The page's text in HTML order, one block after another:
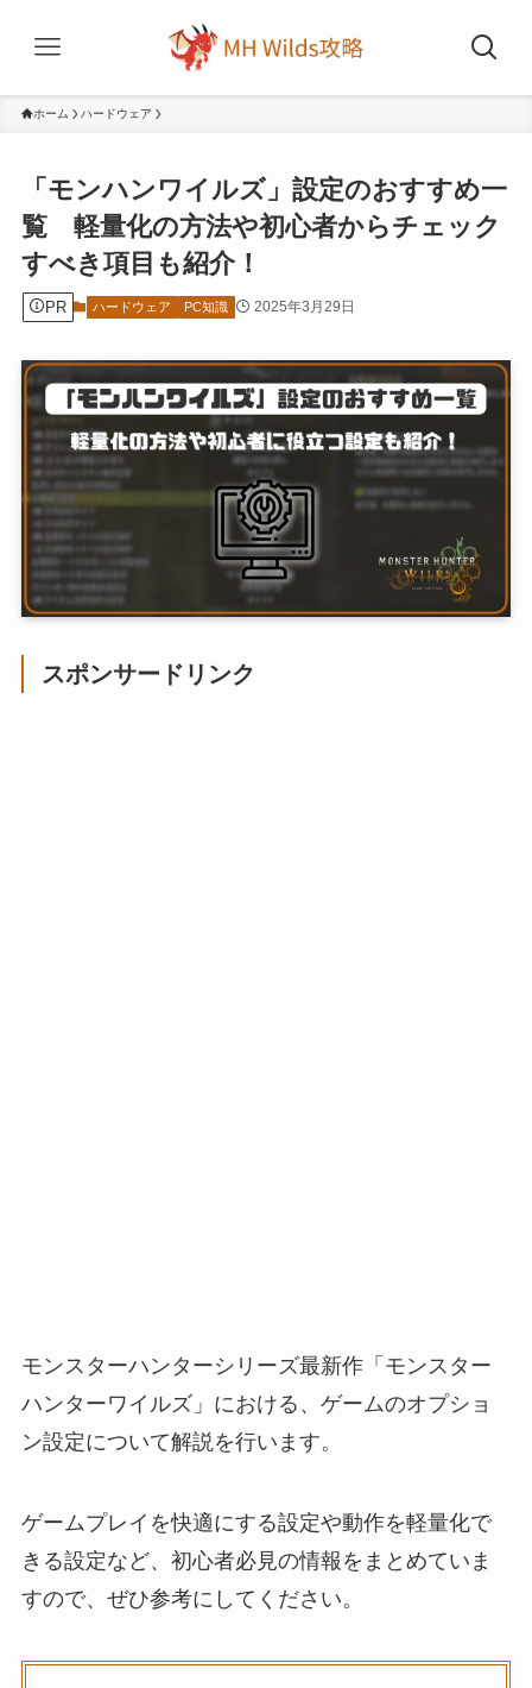
ホーム ハードウェア
「モンハンワイルズ」設定のおすすめ一
覧 軽量化の方法や初心者からチェック
すべき項目も紹介！
PR ハードウェア PC知識 2025年3月29日
スポンサードリンク
モンスターハンターシリーズ最新作「モンスター
ハンターワイルズ」における、ゲームのオプショ
ン設定について解説を行います。
ゲームプレイを快適にする設定や動作を軽量化で
きる設定など、初心者必見の情報をまとめていま
すので、ぜひ参考にしてください。